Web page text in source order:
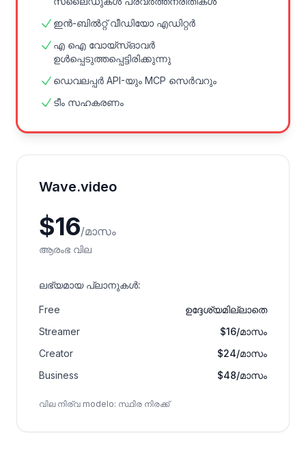
ഇൻ-ബിൽറ്റ് വീഡിയോ എഡിറ്റർ
എ ഐ വോയ്സ്‌ഓവർ
ഉൾപ്പെടുത്തപ്പെട്ടിരിക്കുന്നു
ഡെവലപ്പർ API-യും MCP സെർവറും
ടീം സഹകരണം
Wave.video
$16/മാസം
ആരംഭ വില
ലഭ്യമായ പ്ലാനുകൾ:
Free
ഉദ്ദേശ്യമില്ലാതെ
Streamer
$16/മാസം
Creator
$24/മാസം
Business
$48/മാസം
വില നിര്വ modelo: സ്ഥിര നിരക്ക്